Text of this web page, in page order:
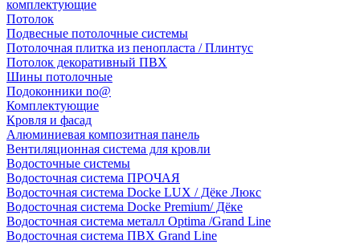
комплектующие
Потолок
Подвесные потолочные системы
Потолочная плитка из пенопласта / Плинтус
Потолок декоративный ПВХ
Шины потолочные
Подоконники no@
Комплектующие
Кровля и фасад
Алюминиевая композитная панель
Вентиляционная система для кровли
Водосточные системы
Водосточная система ПРОЧАЯ
Водосточная система Docke LUX / Дёке Люкс
Водосточная система Docke Premium/ Дёке
Водосточная система металл Optima /Grand Line
Водосточная система ПВХ Grand Line